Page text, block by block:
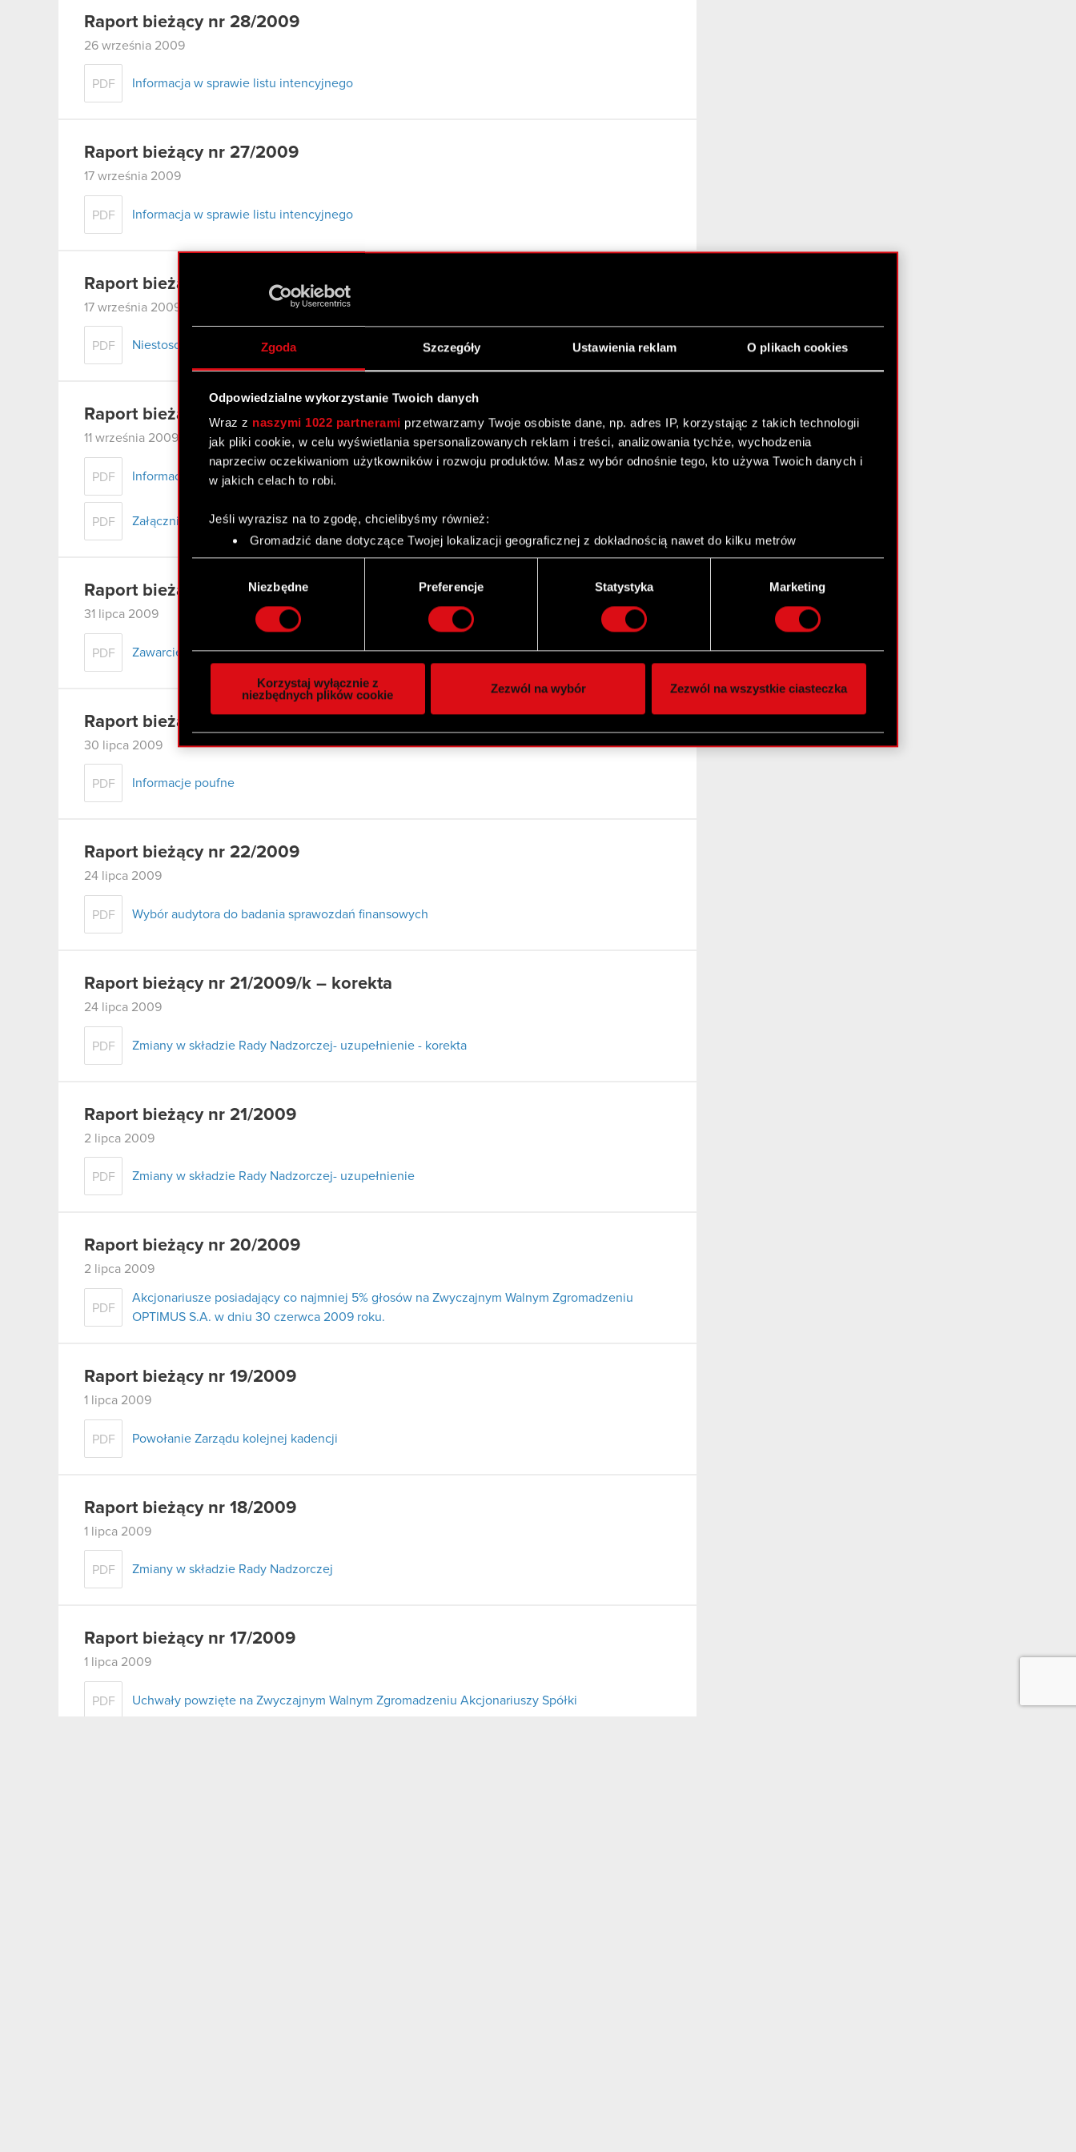
Zgoda Szczegóły Ustawienia reklam O plikach cookies
Odpowiedzialne wykorzystanie Twoich danych
Wraz z naszymi 1022 partnerami przetwarzamy Twoje osobiste dane, np. adres IP, korzystając z takich technologii
jak pliki cookie, w celu wyświetlania spersonalizowanych reklam i treści, analizowania tychże, wychodzenia
naprzeciw oczekiwaniom użytkowników i rozwoju produktów. Masz wybór odnośnie tego, kto używa Twoich danych i
w jakich celach to robi.
Jeśli wyrazisz na to zgodę, chcielibyśmy również:
Gromadzić dane dotyczące Twojej lokalizacji geograficznej z dokładnością nawet do kilku metrów
Identyfikować Twoje urządzenie, aktywnie analizując charakteryzującego je zbiory danych (fingerprinting,
Dowiedz się więcej odnośnie tego, jak Twoje osobiste dane są przetwarzane oraz ustaw własne preferencje w
szczegółów . W Deklaracji plików cookie możesz zmienić lub wycofać swoją zgodę w dowolnej chwili.
Wykorzystujemy pliki cookie do spersonalizowania treści i reklam, aby oferować funkcje społecznościowe i
społecznościowym, reklamowym i analitycznym. Partnerzy mogą połączyć te informacje z innymi danymi
otrzymanymi od Ciebie lub uzyskanymi podczas korzystania z ich usług. Kontynuując korzystanie z naszej witryny,
zgadasz się na używanie plików cookie.
Niezbędne Preferencje Statystyka Marketing
Korzystaj wyłącznie z
niezbędnych plików cookie
Zezwól na wybór Zezwól na wszystkie ciasteczka
Raport bieżący nr 28/2009
26 września 2009
PDF Informacja w sprawie listu intencyjnego
Raport bieżący nr 27/2009
17 września 2009
PDF Informacja w sprawie listu intencyjnego
Raport bieżący nr 26/2009
17 września 2009
PDF Niestosowanie niektórych zasad Dobrych Praktyk Spółek notowanych na GPW
Raport bieżący nr 25/2009
11 września 2009
PDF Informacja o rejestracji zmian w Krajowym Rejestrze Sądowym
PDF Załącznik
Raport bieżący nr 24/2009
31 lipca 2009
PDF Zawarcie znaczącej umowy
Raport bieżący nr 23/2009
30 lipca 2009
PDF Informacje poufne
Raport bieżący nr 22/2009
24 lipca 2009
PDF Wybór audytora do badania sprawozdań finansowych
Raport bieżący nr 21/2009/k – korekta
24 lipca 2009
PDF Zmiany w składzie Rady Nadzorczej- uzupełnienie - korekta
Raport bieżący nr 21/2009
2 lipca 2009
PDF Zmiany w składzie Rady Nadzorczej- uzupełnienie
Raport bieżący nr 20/2009
2 lipca 2009
PDF
Akcjonariusze posiadający co najmniej 5% głosów na Zwyczajnym Walnym Zgromadzeniu
OPTIMUS S.A. w dniu 30 czerwca 2009 roku.
Raport bieżący nr 19/2009
1 lipca 2009
PDF Powołanie Zarządu kolejnej kadencji
Raport bieżący nr 18/2009
1 lipca 2009
PDF Zmiany w składzie Rady Nadzorczej
Raport bieżący nr 17/2009
1 lipca 2009
PDF Uchwały powzięte na Zwyczajnym Walnym Zgromadzeniu Akcjonariuszy Spółki